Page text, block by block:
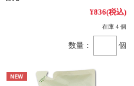
¥836(税込)
在庫 4 個
数量： 個